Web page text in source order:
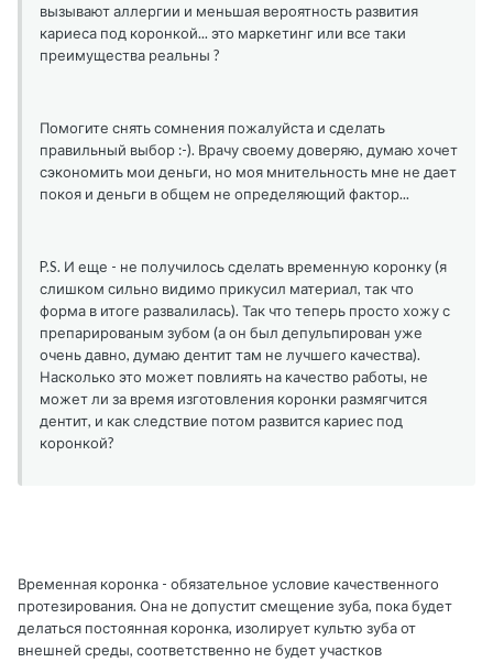
вызывают аллергии и меньшая вероятность развития
кариеса под коронкой... это маркетинг или все таки
преимущества реальны ?
Помогите снять сомнения пожалуйста и сделать
правильный выбор :-). Врачу своему доверяю, думаю хочет
сэкономить мои деньги, но моя мнительность мне не дает
покоя и деньги в общем не определяющий фактор...
P.S. И еще - не получилось сделать временную коронку (я
слишком сильно видимо прикусил материал, так что
форма в итоге развалилась). Так что теперь просто хожу с
препарированым зубом (а он был депульпирован уже
очень давно, думаю дентит там не лучшего качества).
Насколько это может повлиять на качество работы, не
может ли за время изготовления коронки размягчится
дентит, и как следствие потом развится кариес под
коронкой?
Временная коронка - обязательное условие качественного
протезирования. Она не допустит смещение зуба, пока будет
делаться постоянная коронка, изолирует культю зуба от
внешней среды, соответственно не будет участков